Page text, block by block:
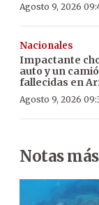
Agosto 9, 2026
Nacionales
Impactante
auto y un
fallecidas en
Agosto 9, 2026
Notas